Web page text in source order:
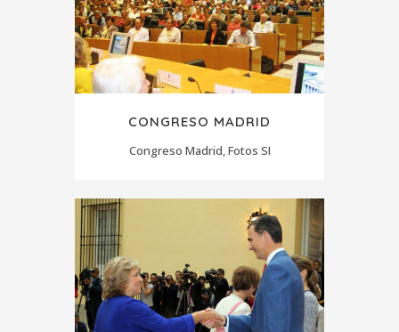
CONGRESO MADRID
Congreso Madrid, Fotos SI